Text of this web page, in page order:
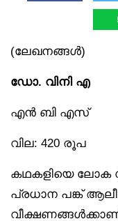
(ലേഖനങ്ങൾ)
ഡോ. വിനി എ
എൻ ബി എസ്
വില: 420 രൂപ
കഥകളിയെ ലോക
പ്രധാന പങ്ക്